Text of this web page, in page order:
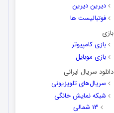
دیرین دیرین
فوتبالیست ها
بازی
بازی کامپیوتر
بازی موبایل
دانلود سریال ایرانی
سریال‌های تلویزیونی
شبکه نمایش خانگی
۱۳ شمالی